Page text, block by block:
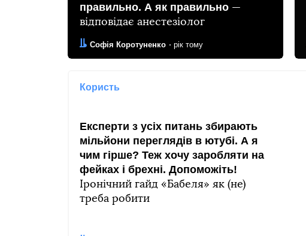
правильно. А як правильно —
відповідає анестезіолог
Автор:
Софія Коротуненко
Дата: рік тому
Користь
Експерти з усіх питань збирають
мільйони переглядів в ютубі. А я
чим гірше? Теж хочу заробляти на
фейках і брехні. Допоможіть!
Іронічний гайд «Бабеля» як (не)
треба робити